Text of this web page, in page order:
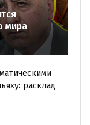
мира
расклад